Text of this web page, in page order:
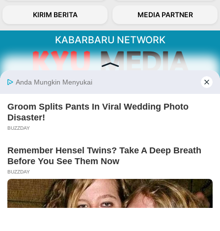
KIRIM BERITA MEDIA PARTNER
KABARBARU NETWORK
Follow Kabarbaru